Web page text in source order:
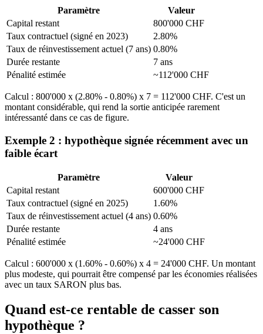
Paramètre
Valeur
Capital restant
800'000 CHF
Taux contractuel (signé en 2023)
2.80%
Taux de réinvestissement actuel (7 ans) 0.80%
Durée restante
7 ans
Pénalité estimée
~112'000 CHF
Calcul : 800'000 x (2.80% - 0.80%) x 7 = 112'000 CHF. C'est un
montant considérable, qui rend la sortie anticipée rarement
intéressanté dans ce cas de figure.
Exemple 2 : hypothèque signée récemment avec un
faible écart
Paramètre
Valeur
Capital restant
600'000 CHF
Taux contractuel (signé en 2025)
1.60%
Taux de réinvestissement actuel (4 ans) 0.60%
Durée restante
4 ans
Pénalité estimée
~24'000 CHF
Calcul : 600'000 x (1.60% - 0.60%) x 4 = 24'000 CHF. Un montant
plus modeste, qui pourrait être compensé par les économies réalisées
avec un taux SARON plus bas.
Quand est-ce rentable de casser son
hypothèque ?